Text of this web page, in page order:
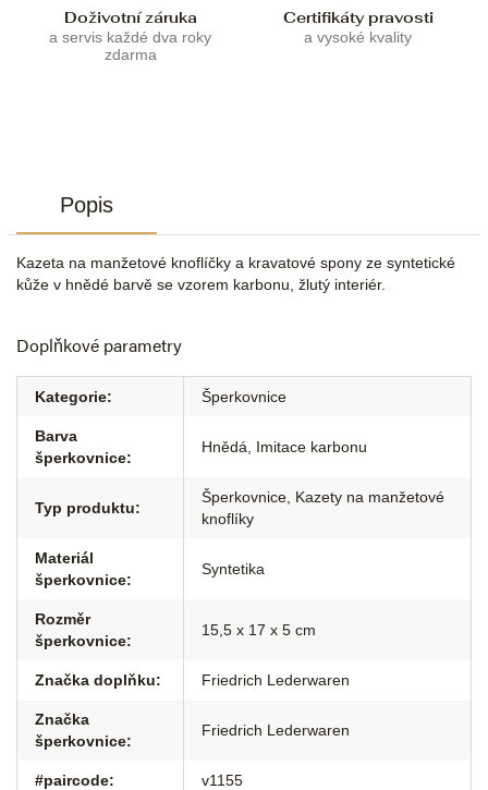
Doživotní záruka
a servis každé dva roky
zdarma
Certifikáty pravosti
a vysoké kvality
Popis
Kazeta na manžetové knoflíčky a kravatové spony ze syntetické
kůže v hnědé barvě se vzorem karbonu, žlutý interiér.
Doplňkové parametry
Kategorie: Šperkovnice
Barva
šperkovnice:
Hnědá, Imitace karbonu
Typ produktu:
Šperkovnice, Kazety na manžetové
knoflíky
Materiál
šperkovnice:
Syntetika
Rozměr
šperkovnice:
15,5 x 17 x 5 cm
Značka doplňku: Friedrich Lederwaren
Značka
šperkovnice:
Friedrich Lederwaren
#paircode: v1155